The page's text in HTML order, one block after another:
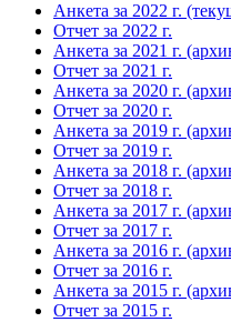
Анкета за 2022 г.
Отчет за 2022 г.
Анкета за 2021 г.
Отчет за 2021 г.
Анкета за 2020 г.
Отчет за 2020 г.
Анкета за 2019 г.
Отчет за 2019 г.
Анкета за 2018 г.
Отчет за 2018 г.
Анкета за 2017 г.
Отчет за 2017 г.
Анкета за 2016 г.
Отчет за 2016 г.
Анкета за 2015 г.
Отчет за 2015 г.